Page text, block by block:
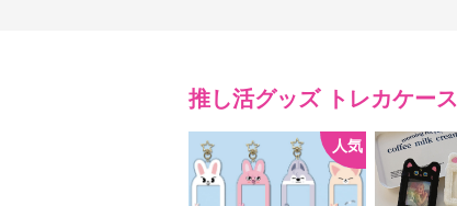
推し活グッズ トレカケース
人気